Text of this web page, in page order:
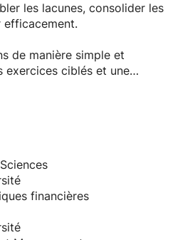
les lacunes, consolider les
efficacement.
de manière simple et
exercices ciblés et une
pour aider les élèves à
en autonomie.
de la préparation aux
sujets types et un suivi
financières